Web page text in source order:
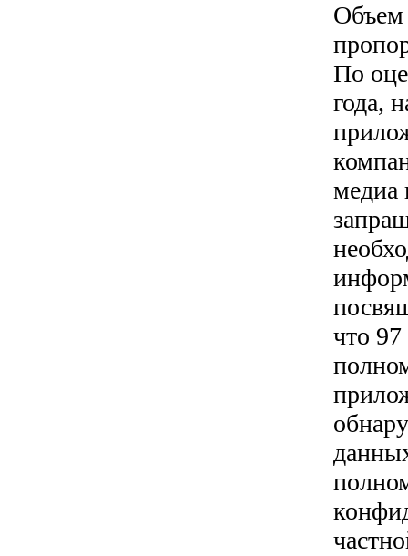
Объем
По
года,
медиа
что